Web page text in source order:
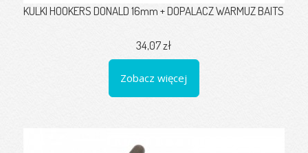
KULKI HOOKERS DONALD 16mm + DOPALACZ WARMUZ BAITS
34,07 zł
Zobacz więcej